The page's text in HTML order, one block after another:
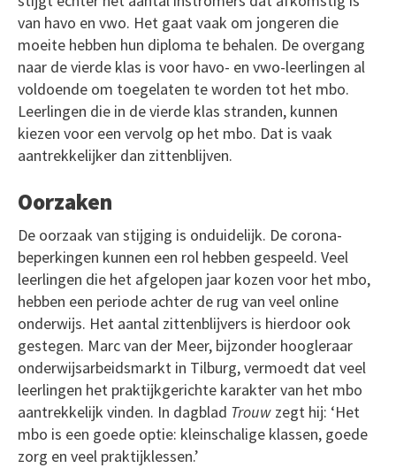
van havo en vwo. Het gaat vaak om jongeren die
moeite hebben hun diploma te behalen. De overgang
naar de vierde klas is voor havo- en vwo-leerlingen al
voldoende om toegelaten te worden tot het mbo.
Leerlingen die in de vierde klas stranden, kunnen
kiezen voor een vervolg op het mbo. Dat is vaak
aantrekkelijker dan zittenblijven.
Oorzaken
De oorzaak van stijging is onduidelijk. De corona-
beperkingen kunnen een rol hebben gespeeld. Veel
leerlingen die het afgelopen jaar kozen voor het mbo,
hebben een periode achter de rug van veel online
onderwijs. Het aantal zittenblijvers is hierdoor ook
gestegen. Marc van der Meer, bijzonder hoogleraar
onderwijsarbeidsmarkt in Tilburg, vermoedt dat veel
leerlingen het praktijkgerichte karakter van het mbo
aantrekkelijk vinden. In dagblad Trouw zegt hij: ‘Het
mbo is een goede optie: kleinschalige klassen, goede
zorg en veel praktijklessen.’